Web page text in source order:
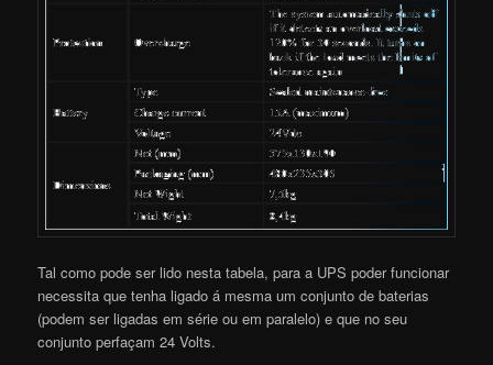
Tal como pode ser lido nesta tabela, para a UPS poder funcionar
necessita que tenha ligado á mesma um conjunto de baterias
(podem ser ligadas em série ou em paralelo) e que no seu
conjunto perfaçam 24 Volts.